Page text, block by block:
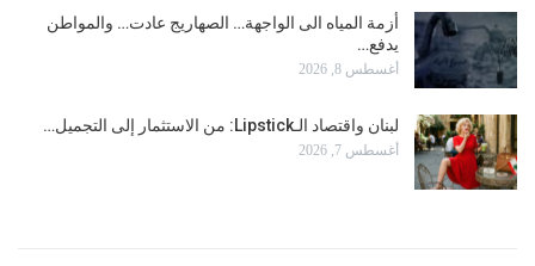
أزمة المياه الى الواجهة… الصهاريج عادت… والمواطن
يدفع…
أغسطس 8, 2026
لبنان واقتصاد الـLipstick: من الاستثمار إلى التجميل…
أغسطس 7, 2026